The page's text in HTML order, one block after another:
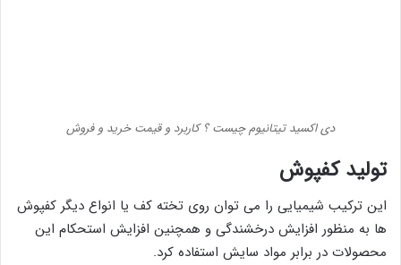
دی اکسید تیتانیوم چیست ؟ کاربرد و قیمت خرید و فروش
تولید کفپوش
این ترکیب شیمیایی را می توان روی تخته کف یا انواع دیگر کفپوش
ها به منظور افزایش درخشندگی و همچنین افزایش استحکام این
محصولات در برابر مواد سایش استفاده کرد.